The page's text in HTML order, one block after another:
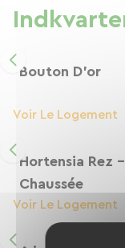
12. århundrede,
katedralen og -
Bouton D'or
Voir Le Logement
Hortensia Rez
Chaussée
Voir Le Logement